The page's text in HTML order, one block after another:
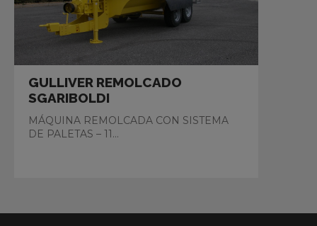
GULLIVER REMOLCADO
SGARIBOLDI
MÁQUINA REMOLCADA CON SISTEMA
DE PALETAS – 11...